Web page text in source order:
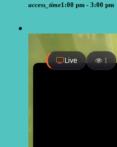
access_time1:00 pm - 3:00 pm